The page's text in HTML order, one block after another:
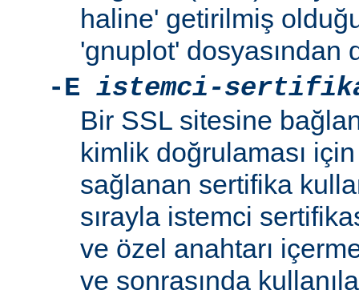
haline' getirilmiş
'gnuplot' dosyasından
-E istemci-
Bir SSL sitesine
kimlik doğrulaması
sağlanan sertifika
sırayla istemci
ve özel anahtarı
ve sonrasında